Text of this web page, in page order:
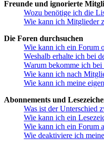
Freunde und ignorierte
Wozu benötige ich die
Wie kann ich Mitglieder
Die Foren durchsuchen
Wie kann ich ein Forum
Weshalb erhalte ich bei
Warum bekomme ich bei
Wie kann ich nach
Wie kann ich meine
Abonnements und
Was ist der Unterschied
Wie kann ich ein
Wie kann ich ein Forum
Wie deaktiviere ich